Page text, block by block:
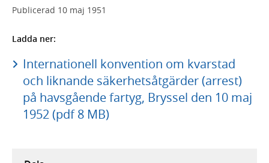
Publicerad 10 maj 1951
Ladda ner:
Internationell konvention om kvarstad
och liknande säkerhetsåtgärder (arrest)
på havsgående fartyg, Bryssel den 10 maj
1952 (pdf 8 MB)